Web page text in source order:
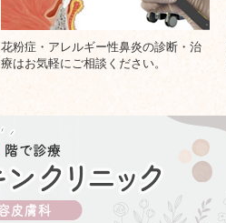
花粉症・アレルギー性鼻炎の診断・治
療はお気軽にご相談ください。